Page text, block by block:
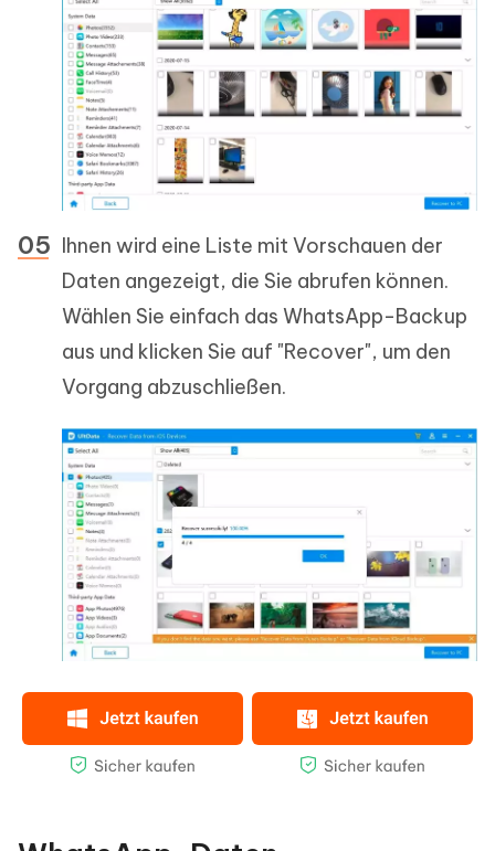
Ihnen wird eine Liste mit Vorschauen der
Daten angezeigt, die Sie abrufen können.
Wählen Sie einfach das WhatsApp-Backup
aus und klicken Sie auf "Recover", um den
Vorgang abzuschließen.